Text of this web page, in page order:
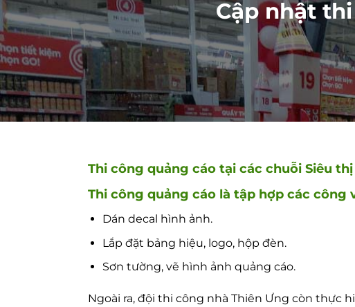
Cập nhật
Thi công quảng cáo tại các chuỗi Siêu
Thi công quảng cáo là tập hợp các công
Dán decal hình ảnh.
Lắp đặt bảng hiệu, logo, hộp đèn.
Sơn tường, vẽ hình ảnh quảng cáo.
Ngoài ra, đội thi công nhà Thiên Ưng còn thực